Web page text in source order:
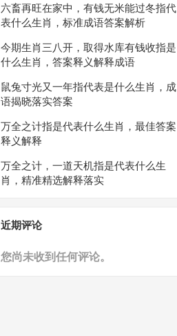
六畜再旺在家中，有钱无米能过冬指代
表什么生肖，标准成语答案解析
今期生肖三八开，取得水库有钱收指是
什么生肖，答案释义解释成语
鼠兔寸光又一年指代表是什么生肖，成
语揭晓落实答案
万全之计指是代表什么生肖，最佳答案
释义解释
万全之计，一道天机指是代表什么生
肖，精准精选解释落实
近期评论
您尚未收到任何评论。